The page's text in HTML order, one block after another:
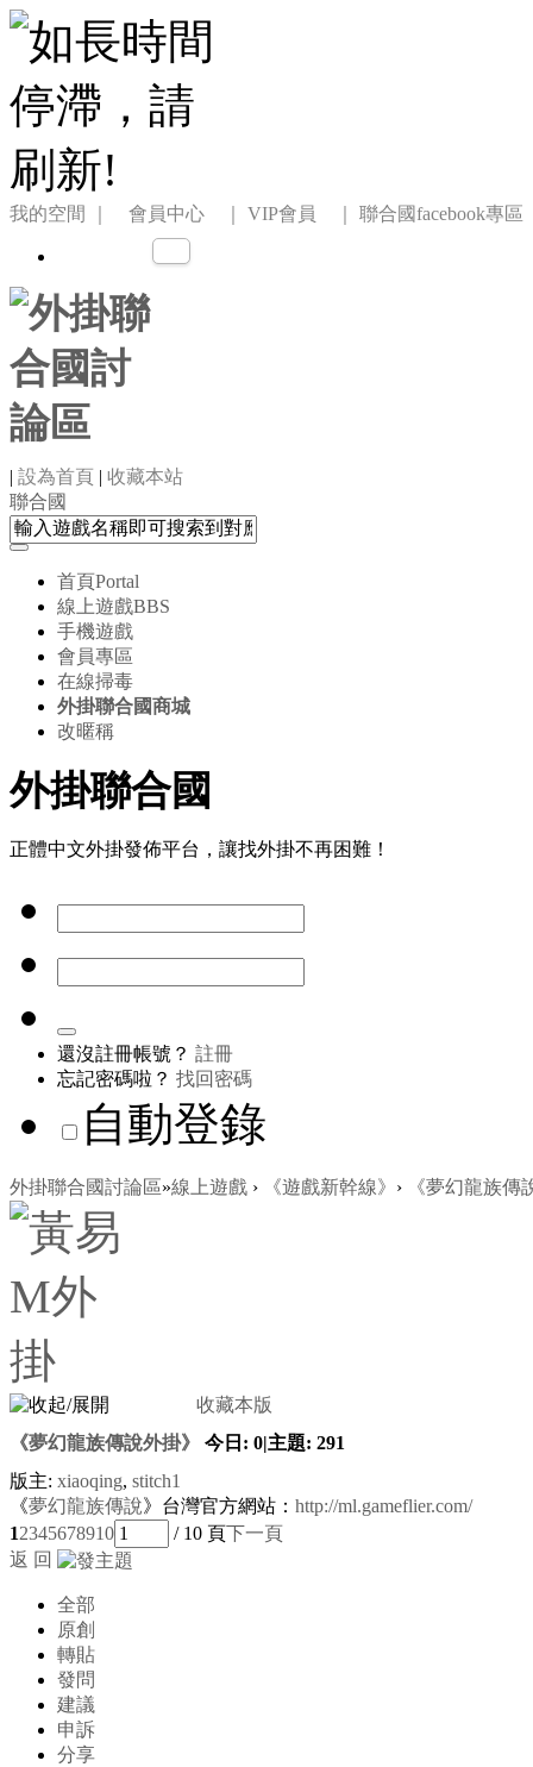
我的空間 ｜ 會員中心 ｜ VIP會員 ｜ 聯合國facebook專區
| 設為首頁 | 收藏本站
聯合國
首頁Portal
線上遊戲BBS
手機遊戲
會員專區
在線掃毒
外掛聯合國商城
改暱稱
外掛聯合國
正體中文外掛發佈平台，讓找外掛不再困難！
還沒註冊帳號？ 註冊
忘記密碼啦？ 找回密碼
自動登錄
外掛聯合國討論區»線上遊戲 › 《遊戲新幹線》 › 《夢幻龍族傳
收藏本版
《夢幻龍族傳說外掛》
今日: 0|主題: 291
版主: xiaoqing, stitch1
《夢幻龍族傳說》台灣官方網站： http://ml.gameflier.com/
12345678910 / 10 頁下一頁
返 回
全部
原創
轉貼
發問
建議
申訴
分享